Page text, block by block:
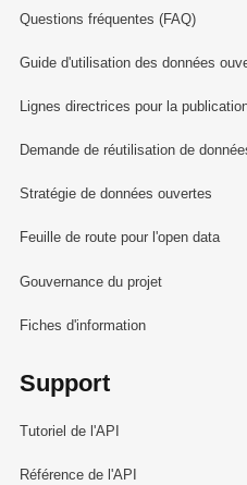
Questions fréquentes (FAQ)
Guide d'utilisation des données
Lignes directrices pour la
Demande de réutilisation de
Stratégie de données ouvertes
Feuille de route pour l'open data
Gouvernance du projet
Fiches d'information
Support
Tutoriel de l'API
Référence de l'API